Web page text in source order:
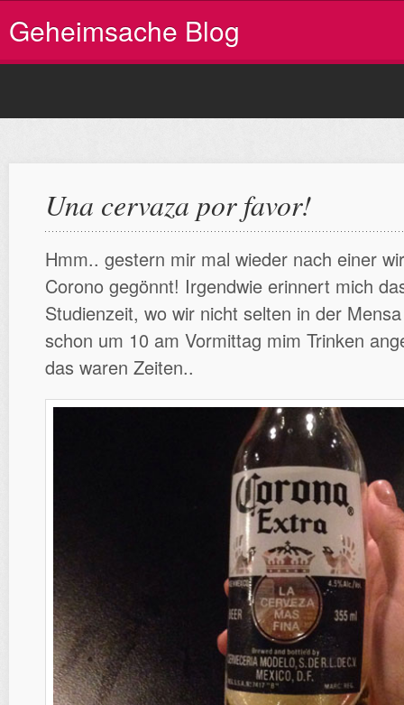
Geheimsache Blog
Una cervaza por favor!
Hmm.. gestern mir mal wieder nach einer
Corono gegönnt! Irgendwie erinnert mich
Studienzeit, wo wir nicht selten in der
schon um 10 am Vormittag mim Trinken
das waren Zeiten..